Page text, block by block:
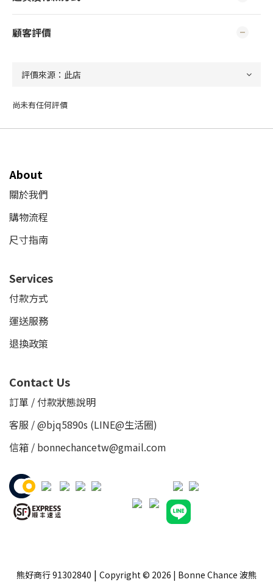
顧客評價
尚未有任何評價
About
關於我們
購物流程
尺寸指南
Services
付款方式
運送服務
退換政策
Contact Us
訂單 / 付款狀態說明
客服 /@bjq5890s (LINE@生活圈)
信箱 / bonnechancetw@gmail.com
熊好商行 91302840 | Copyright © 2026 | Bonne Chance 波熊